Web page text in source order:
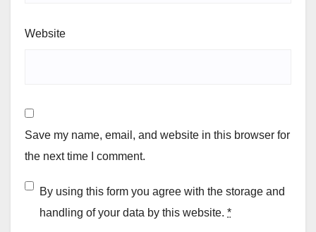
Website
Save my name, email, and website in this browser for
the next time I comment.
By using this form you agree with the storage and
handling of your data by this website. *